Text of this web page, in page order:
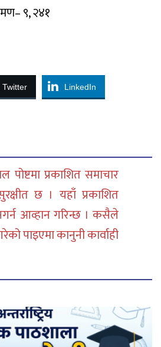
९, २४१
Twitter LinkedIn
प्रकाशित समाचार
छ । यहाँ प्रकाशित
आव्हान गरिन्छ । कसैले
पाइएमा कानुनी कार्वाही